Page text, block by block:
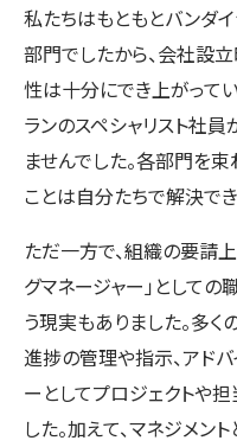
私たちはもともとバンダ
部門でしたから、会社設
性は十分にでき上がって
ランのスペシャリスト社
ませんでした。各部門を
ことは自分たちで解決で
ただ一方で、組織の要請
グマネージャー」として
う現実もありました。多
進捗の管理や指示、アド
ーとしてプロジェクトや
した。加えて、マネジメン